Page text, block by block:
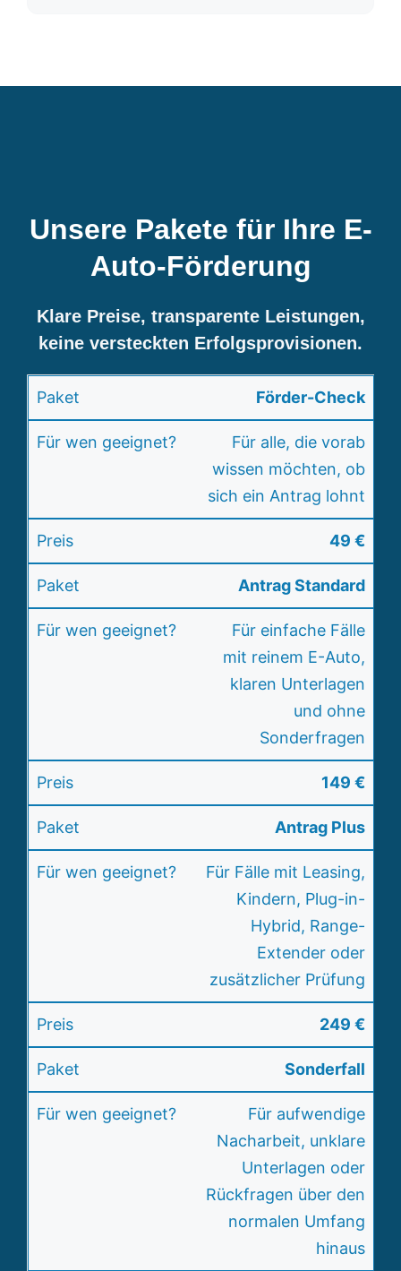
Unsere Pakete für Ihre E-
Auto-Förderung
Klare Preise, transparente Leistungen,
keine versteckten Erfolgsprovisionen.
Förder-Check
Für alle, die vorab
wissen möchten, ob
sich ein Antrag lohnt
49 €
Antrag Standard
Für einfache Fälle
mit reinem E-Auto,
klaren Unterlagen
und ohne
Sonderfragen
149 €
Antrag Plus
Für Fälle mit Leasing,
Kindern, Plug-in-
Hybrid, Range-
Extender oder
zusätzlicher Prüfung
249 €
Sonderfall
Für aufwendige
Nacharbeit, unklare
Unterlagen oder
Rückfragen über den
normalen Umfang
hinaus